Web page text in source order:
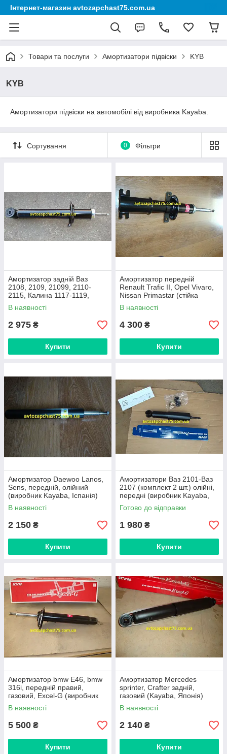
Інтернет-магазин avtozapchast75.com.ua
Товари та послуги Амортизатори підвіски KYB
KYB
Амортизатори підвіски на автомобілі від виробника Kayaba.
Сортування 0 Фільтри
Амортизатор задній Ваз
2108, 2109, 21099, 2110-
2115, Калина 1117-1119,
Пріора 2170-2172 (виробник
KYB)
В наявності
2 975 ₴
Купити
Амортизатор передній
Renault Trafic II, Opel Vivaro,
Nissan Primastar (стійка
олійна) виробник Kayaba
В наявності
4 300 ₴
Купити
Амортизатор Daewoo Lanos,
Sens, передній, олійний
(виробник Kayaba, Іспанія)
В наявності
2 150 ₴
Купити
Амортизатори Ваз 2101-Ваз
2107 (комплект 2 шт.) олійні,
передні (виробник Kayaba,
Таїланд)
Готово до відправки
1 980 ₴
Купити
Амортизатор bmw E46, bmw
316i, передній правий,
газовий, Excel-G (виробник
Kayaba, Іспанія)
В наявності
5 500 ₴
Купити
Амортизатор Mercedes
sprinter, Crafter задній,
газовий (Kayaba, Японія)
В наявності
2 140 ₴
Купити